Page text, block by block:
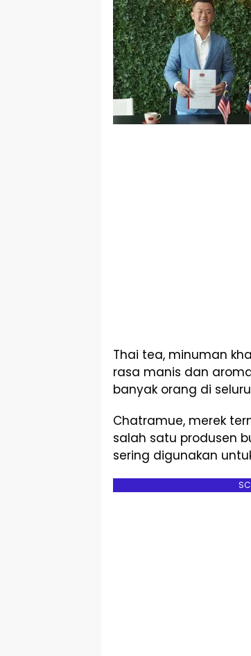
Thai tea, minuman
rasa manis dan
banyak orang di
Chatramue, merek
salah satu produsen
sering digunakan